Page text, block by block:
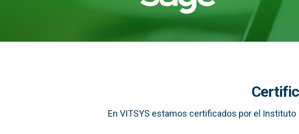
En VITSYS estamos certificados por el